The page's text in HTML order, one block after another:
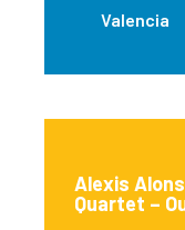
Valencia
Alexis
Quartet –